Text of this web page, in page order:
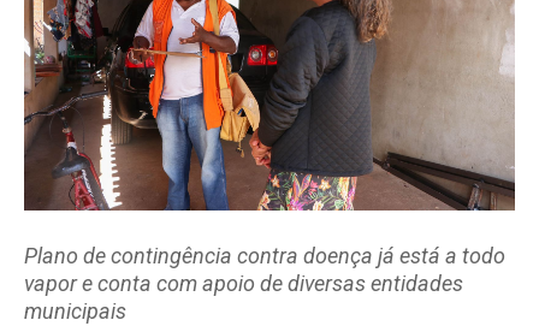
Plano de contingência contra doença já está a todo
vapor e conta com apoio de diversas entidades
municipais